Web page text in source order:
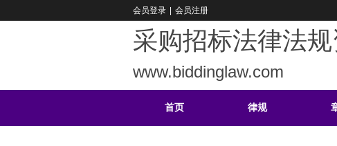
采购招标法律法规
www.biddinglaw.com
会员登录 会员注册
首页 律规